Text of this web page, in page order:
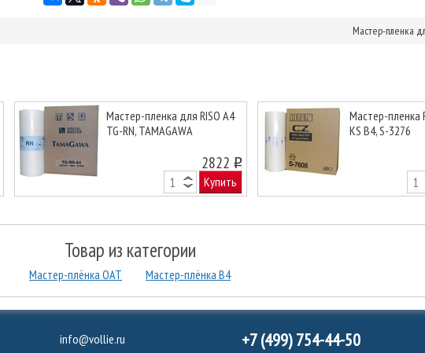
Мастер-пленка
Мастер-пленка для RISO A4
TG-RN, TAMAGAWA
2822 o
Купить
Мастер-пленка
KS B4, S-3276
Товар из категории
Мастер-плёнка ОАТ Мастер-плёнка B4
info@vollie.ru +7 (499) 754-44-50